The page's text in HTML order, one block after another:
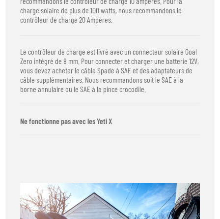
charge solaire de plus de 100 watts, nous recommandons le
contrôleur de charge 20 Ampères.
Le contrôleur de charge est livré avec un connecteur solaire Goal
Zero intégré de 8 mm. Pour connecter et charger une batterie 12V,
vous devez acheter le câble Spade à SAE et des adaptateurs de
câble supplémentaires. Nous recommandons soit le SAE à la
borne annulaire ou le SAE à la pince crocodile.
Ne fonctionne pas avec les Yeti X